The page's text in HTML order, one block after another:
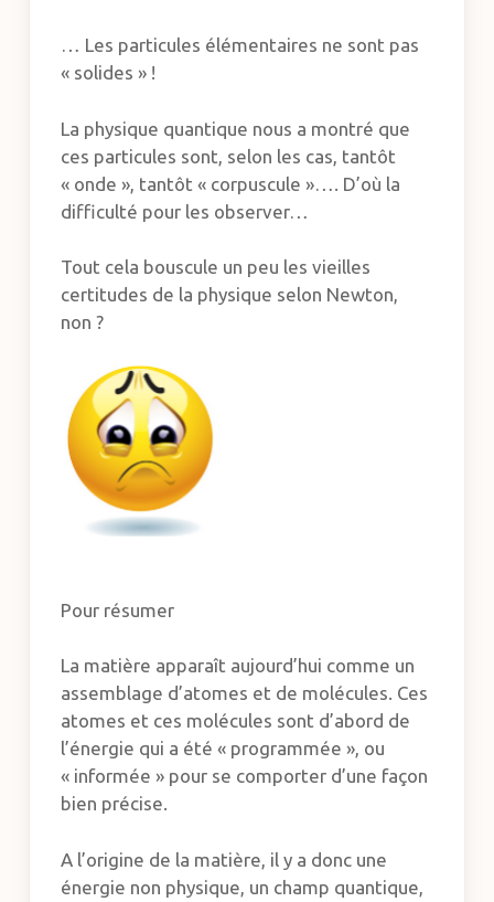
… Les particules élémentaires ne sont pas
« solides » !
La physique quantique nous a montré que
ces particules sont, selon les cas, tantôt
« onde », tantôt « corpuscule »…. D’où la
difficulté pour les observer…
Tout cela bouscule un peu les vieilles
certitudes de la physique selon Newton,
non ?
Pour résumer
La matière apparaît aujourd’hui comme un
assemblage d’atomes et de molécules. Ces
atomes et ces molécules sont d’abord de
l’énergie qui a été « programmée », ou
« informée » pour se comporter d’une façon
bien précise.
A l’origine de la matière, il y a donc une
énergie non physique, un champ quantique,